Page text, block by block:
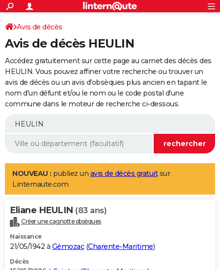
ACTUALITÉS
Politique
Société
Faits Divers
Education
Monde
Villes
+
SPORT
Coupe du monde 2026
Football
Tennis
Cyclisme
Rugby
Forum
Programme TV
TNT
Streaming
Cinéma
Sorties cinéma
Musique
+
FINANCE
Retraite
Epargne
Immobilier
Risques naturels par ville
Banque
Assurance
AUTO
Essais
Réserver un essai
Citadines
Berlines
SUV
Forum auto
+
Mobiles
Meilleur smartphone
Internet
Ordinateurs
Jeux vidéo
Guide high-tech
Aménagement intérieur
LIFESTYLE
Art de vivre
Bien-être
Loisirs
Mode
Modes de vie
Alimentation
Guide de la santé
Maladies
Médicaments
Sommeil
VOYAGE
Destinations
City break
Voyage nature
Voyage de noces
Forum
Climat
+PHOTO
GUIDES D'ACHAT
Avis de décès
Avis de décès HEULIN
Accédez gratuitement sur cette page au carnet des décès des
HEULIN. Vous pouvez affiner votre recherche ou trouver un
avis de décès ou un avis d'obsèques plus ancien en tapant le
nom d'un défunt et/ou le nom ou le code postal d'une
commune dans le moteur de recherche ci-dessous.
NOUVEAU : publiez un avis de décès gratuitsur
Linternaute.com
Eliane HEULIN (83 ans)
Créer une cagnotte obsèques
Naissance
21/05/1942 à Gémozac(Charente-Maritime)
Décès